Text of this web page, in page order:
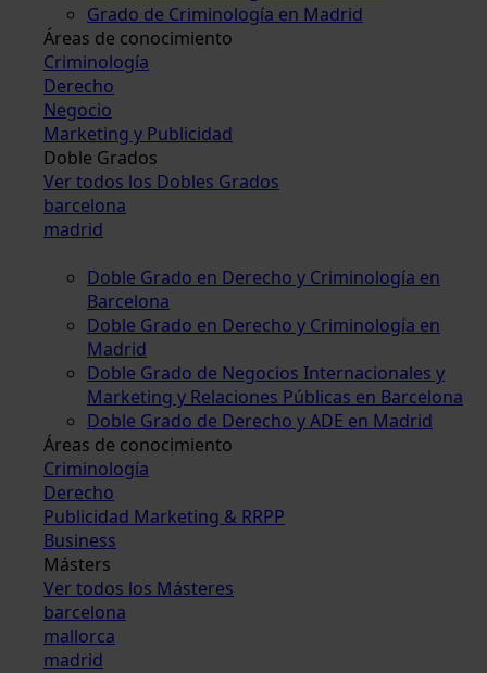
Grado de Criminología en Madrid
Áreas de conocimiento
Criminología
Derecho
Negocio
Marketing y Publicidad
Doble Grados
Ver todos los Dobles Grados
barcelona
madrid
Doble Grado en Derecho y Criminología en
Barcelona
Doble Grado en Derecho y Criminología en
Madrid
Doble Grado de Negocios Internacionales y
Marketing y Relaciones Públicas en Barcelona
Doble Grado de Derecho y ADE en Madrid
Áreas de conocimiento
Criminología
Derecho
Publicidad Marketing & RRPP
Business
Másters
Ver todos los Másteres
barcelona
mallorca
madrid